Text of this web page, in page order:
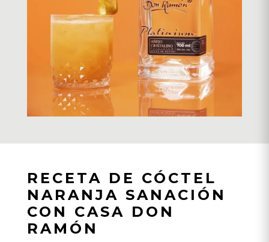
RECETA DE CÓCTEL
NARANJA SANACIÓN
CON CASA DON
RAMÓN